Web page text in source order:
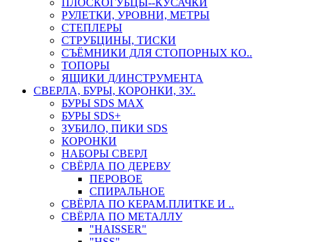
ПЛОСКОГУБЦЫ--КУСАЧКИ
РУЛЕТКИ, УРОВНИ, МЕТРЫ
СТЕПЛЕРЫ
СТРУБЦИНЫ, ТИСКИ
СЪЁМНИКИ ДЛЯ СТОПОРНЫХ КО..
ТОПОРЫ
ЯЩИКИ Д/ИНСТРУМЕНТА
СВЕРЛА, БУРЫ, КОРОНКИ, ЗУ..
БУРЫ SDS MAX
БУРЫ SDS+
ЗУБИЛО, ПИКИ SDS
КОРОНКИ
НАБОРЫ СВЕРЛ
СВЁРЛА ПО ДЕРЕВУ
ПЕРОВОЕ
СПИРАЛЬНОЕ
СВЁРЛА ПО КЕРАМ.ПЛИТКЕ И ..
СВЁРЛА ПО МЕТАЛЛУ
"HAISSER"